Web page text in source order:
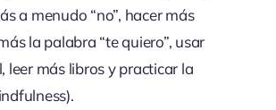
a menudo “no”, hacer más
la palabra “te quiero”, usar
leer más libros y practicar la